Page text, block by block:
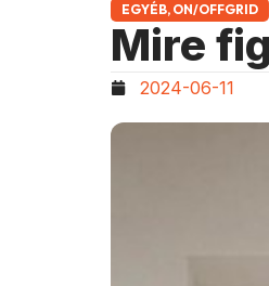
EGYÉB, ON/OFFGRID
Mire
2024-06-11